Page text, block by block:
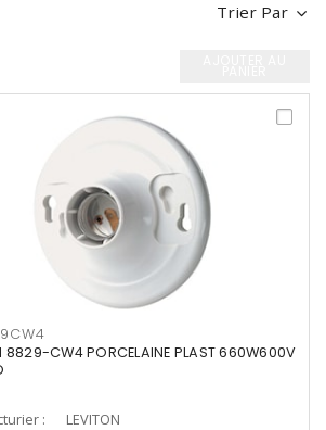
Trier Par
8829-CW4 PORCELAINE PLAST 660W600V
:
LEVITON